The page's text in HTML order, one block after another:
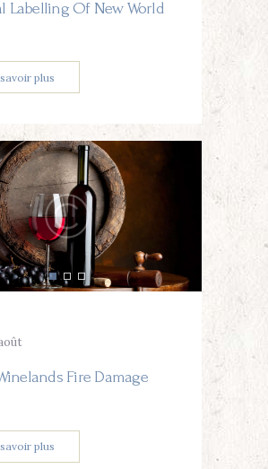
Labelling Of New World
plus
Fire Damage
plus